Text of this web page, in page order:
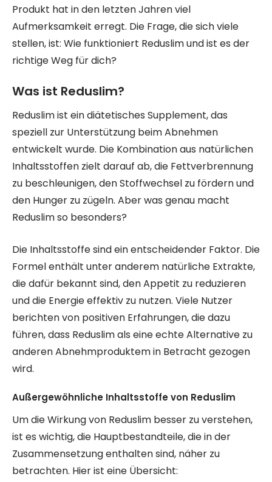
Produkt hat in den letzten Jahren viel
Aufmerksamkeit erregt. Die Frage, die sich viele
stellen, ist: Wie funktioniert Reduslim und ist es der
richtige Weg für dich?
Was ist Reduslim?
Reduslim ist ein diätetisches Supplement, das
speziell zur Unterstützung beim Abnehmen
entwickelt wurde. Die Kombination aus natürlichen
Inhaltsstoffen zielt darauf ab, die Fettverbrennung
zu beschleunigen, den Stoffwechsel zu fördern und
den Hunger zu zügeln. Aber was genau macht
Reduslim so besonders?
Die Inhaltsstoffe sind ein entscheidender Faktor. Die
Formel enthält unter anderem natürliche Extrakte,
die dafür bekannt sind, den Appetit zu reduzieren
und die Energie effektiv zu nutzen. Viele Nutzer
berichten von positiven Erfahrungen, die dazu
führen, dass Reduslim als eine echte Alternative zu
anderen Abnehmproduktem in Betracht gezogen
wird.
Außergewöhnliche Inhaltsstoffe von Reduslim
Um die Wirkung von Reduslim besser zu verstehen,
ist es wichtig, die Hauptbestandteile, die in der
Zusammensetzung enthalten sind, näher zu
betrachten. Hier ist eine Übersicht: